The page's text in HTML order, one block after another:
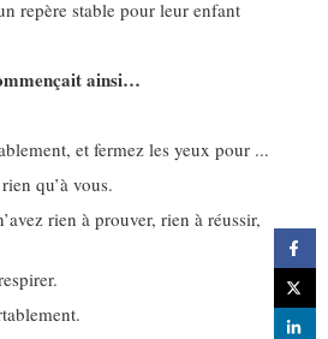
repère stable pour leur enfant
ainsi…
et fermez les yeux pour ...
qu’à vous.
rien à prouver, rien à réussir,